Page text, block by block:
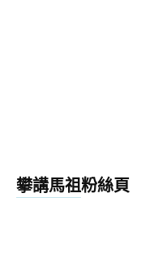
攀講馬祖粉絲頁